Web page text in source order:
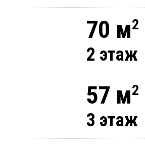
70 м2
2 этаж
57 м2
3 этаж